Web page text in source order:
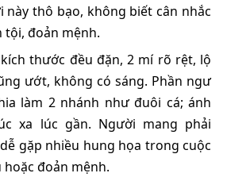
này thô bạo, không biết cân nhắc
tội, đoản mệnh.
thước đều đặn, 2 mí rõ rệt, lộ
ướt, không có sáng. Phần ngư
làm 2 nhánh như đuôi cá; ánh
xa lúc gần. Người mang phải
gặp nhiều hung họa trong cuộc
hoặc đoản mệnh.